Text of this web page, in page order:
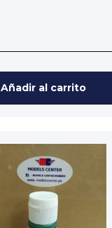
Añadir al carrito